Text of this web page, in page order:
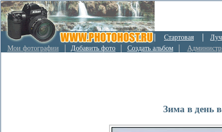
Стартовая
Мои фотографии
Добавить фото Создать альбом
Зима в день